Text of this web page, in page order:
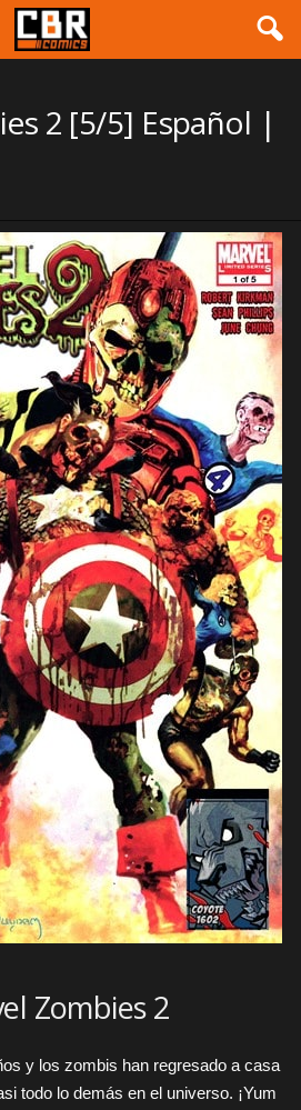
2 [5/5] Español |
Zombies 2
y los zombis han regresado a casa
todo lo demás en el universo. ¡Yum